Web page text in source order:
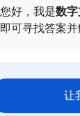
您好，我是数
即可寻找答案并
让